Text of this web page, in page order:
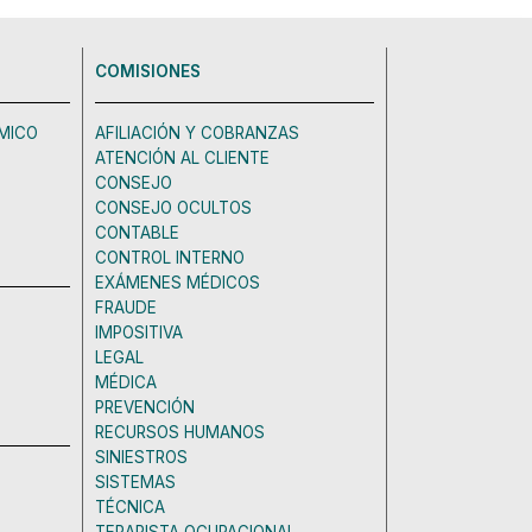
COMISIONES
AFILIACIÓN Y COBRANZAS
ATENCIÓN AL CLIENTE
CONSEJO
CONSEJO OCULTOS
CONTABLE
CONTROL INTERNO
EXÁMENES MÉDICOS
FRAUDE
IMPOSITIVA
LEGAL
MÉDICA
PREVENCIÓN
RECURSOS HUMANOS
SINIESTROS
SISTEMAS
TÉCNICA